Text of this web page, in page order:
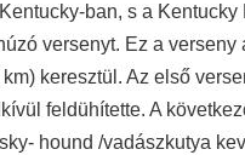
ban, s a
versenyt. Ez a
keresztül. Az első
feldühítette. A
hound /vadászkutya